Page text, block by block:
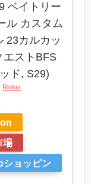
ベイトリー
ル カスタム
23カルカッ
エストBFS
ド, S29)
Rinker
場
ショッピン